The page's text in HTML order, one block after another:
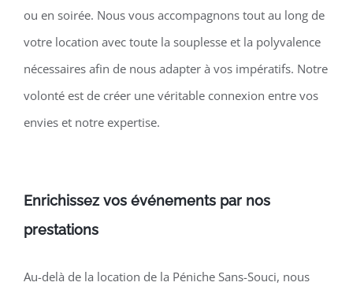
ou en soirée. Nous vous accompagnons tout au long de
votre location avec toute la souplesse et la polyvalence
nécessaires afin de nous adapter à vos impératifs. Notre
volonté est de créer une véritable connexion entre vos
envies et notre expertise.
Enrichissez vos événements par nos
prestations
Au-delà de la location de la Péniche Sans-Souci, nous